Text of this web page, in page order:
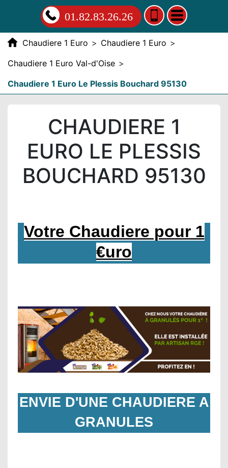
01.82.83.26.26
Chaudiere 1 Euro > Chaudiere 1 Euro >
Chaudiere 1 Euro Val-d'Oise >
Chaudiere 1 Euro Le Plessis Bouchard 95130
CHAUDIERE 1
EURO LE PLESSIS
BOUCHARD 95130
Votre Chaudiere pour 1
€uro
ENVIE D'UNE CHAUDIERE A
GRANULES